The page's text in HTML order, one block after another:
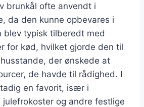
brunkål ofte anvendt i
da den kunne opbevares i
blev typisk tilberedt med
for kød, hvilket gjorde den til
der ønskede at
de havde til rådighed. I
en favorit, især i
og andre festlige